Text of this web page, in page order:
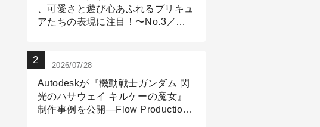
、可愛さと遊び心あふれるプリキュ
アたちの表現に注目！〜No.3／ア
2026/07/28
Autodeskが『機動戦士ガンダム 閃
光のハサウェイ キルケーの魔女』
制作事例を公開―Flow Production